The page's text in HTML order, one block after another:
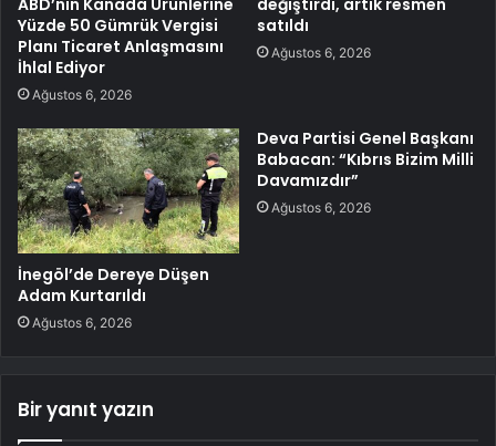
ABD’nin Kanada Ürünlerine
Yüzde 50 Gümrük Vergisi
Planı Ticaret Anlaşmasını
İhlal Ediyor
Ağustos 6, 2026
değiştirdi, artık resmen
satıldı
Ağustos 6, 2026
İnegöl’de Dereye Düşen
Adam Kurtarıldı
Ağustos 6, 2026
Deva Partisi Genel Başkanı
Babacan: “Kıbrıs Bizim Milli
Davamızdır”
Ağustos 6, 2026
Bir yanıt yazın